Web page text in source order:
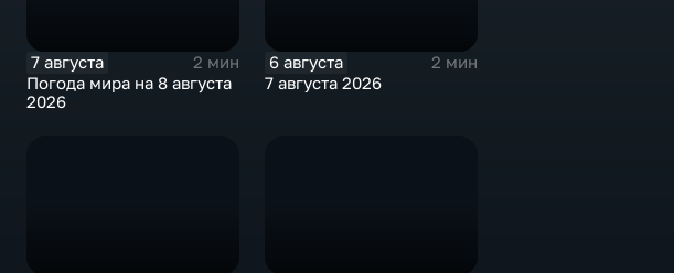
7 августа
2 мин
Погода мира на 8 августа
2026
6 августа
2 мин
7 августа 2026